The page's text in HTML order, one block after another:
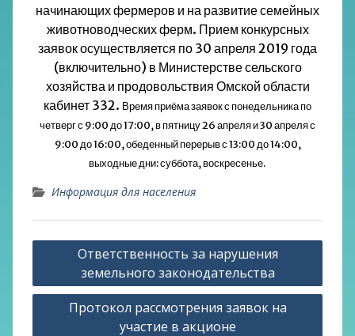
начинающих фермеров и на развитие семейных
животноводческих ферм. Прием конкурсных
заявок осуществляется по 30 апреля 2019 года
(включительно) в Министерстве сельского
хозяйства и продовольствия Омской области
кабинет 332. Время приёма заявок с понедельника по
четверг с 9:00 до 17:00, в пятницу 26 апреля и 30 апреля с
9:00 до 16:00, обеденный перерыв с 13:00 до 14:00,
выходные дни: суббота, воскресенье.
Информация для населения
Навигация
записям
Ответственность за нарушения
земельного законодательства
Протокол рассмотрения заявок на
участие в акционе